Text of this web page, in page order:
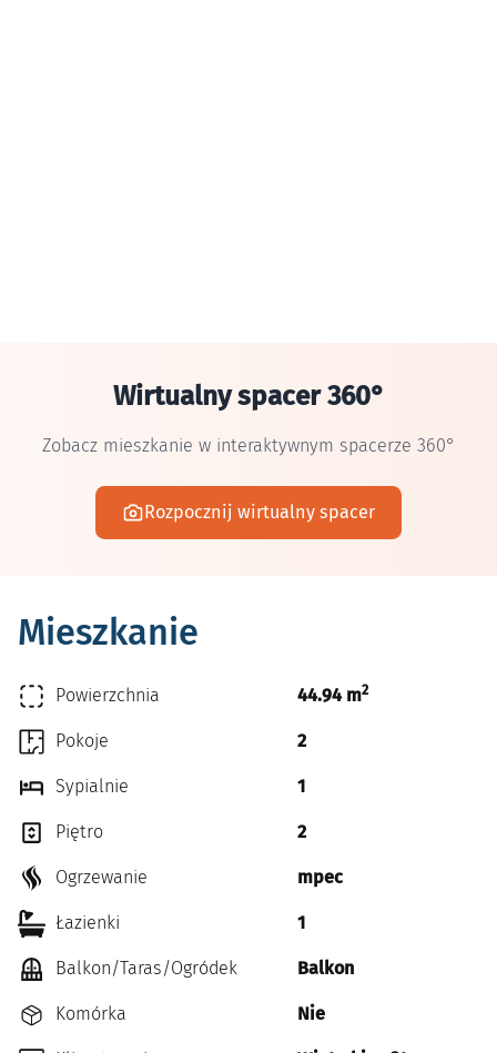
Wirtualny spacer 360°
Zobacz mieszkanie w interaktywnym spacerze 360°
Rozpocznij wirtualny spacer
Mieszkanie
Powierzchnia 44.94 m2
Pokoje 2
Sypialnie 1
Piętro 2
Ogrzewanie mpec
Łazienki 1
Balkon/Taras/Ogródek Balkon
Komórka Nie